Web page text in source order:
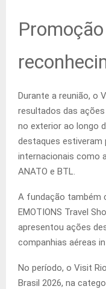
Durante a reunião, o
resultados das
no exterior ao longo
destaques
internacionais como
ANATO e BTL.
A fundação também
EMOTIONS Travel
apresentou ações
companhias aéreas
No período, o Visit
Brasil 2026, na